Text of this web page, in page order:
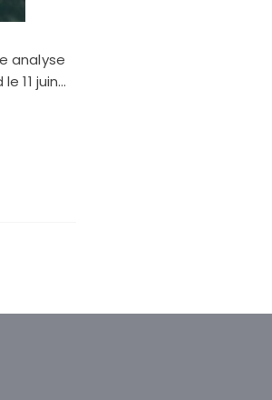
analyse
11 juin…